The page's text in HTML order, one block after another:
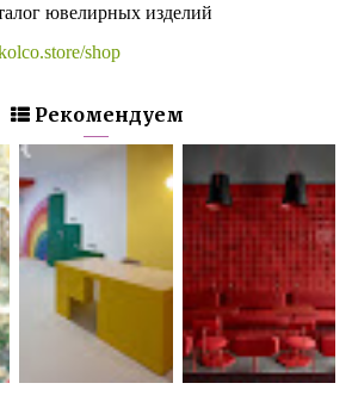
ювелирных изделий
shop
Рекомендуем